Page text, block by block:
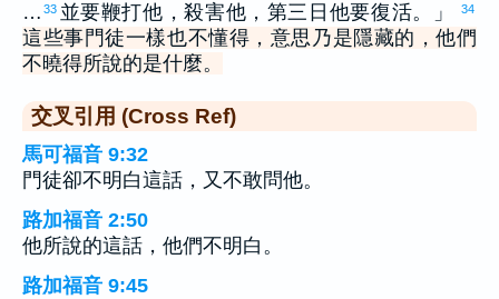
… 33 並要鞭打他，殺害他，第三日他要復活。」 34
這些事門徒一樣也不懂得，意思乃是隱藏的，他們
不曉得所說的是什麼。
交叉引用 (Cross Ref)
馬可福音 9:32
門徒卻不明白這話，又不敢問他。
路加福音 2:50
他所說的這話，他們不明白。
路加福音 9:45